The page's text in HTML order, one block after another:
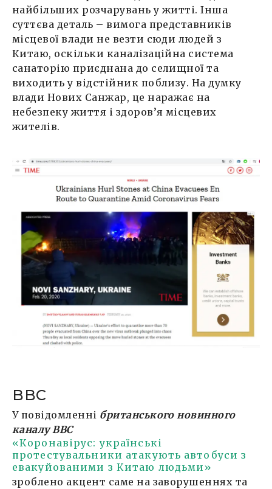
найбільших розчарувань у житті. Інша
суттєва деталь – вимога представників
місцевої влади не везти сюди людей з
Китаю, оскільки каналізаційна система
санаторію приєднана до селищної та
виходить у відстійник поблизу. На думку
влади Нових Санжар, це наражає на
небезпеку життя і здоров’я місцевих
жителів.
BBC
У повідомленні британського новинного
каналу BBC
«Коронавірус: українські
протестувальники атакують автобуси з
евакуйованими з Китаю людьми»
зроблено акцент саме на заворушеннях та